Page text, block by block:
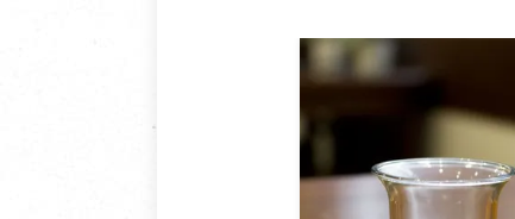
一般皆可申請退換貨。
不適用七天鑑賞期商品：
以數位或電磁紀錄形式儲